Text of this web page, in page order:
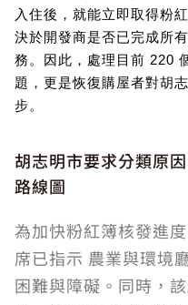
入住後，就能立即取得粉
決於開發商是否已完成所
務。因此，處理目前 220
題，更是恢復購屋者對胡
步。
胡志明市要求分類原
路線圖
為加快粉紅簿核發進
席已指示 農業與環境
困難與障礙。同時，